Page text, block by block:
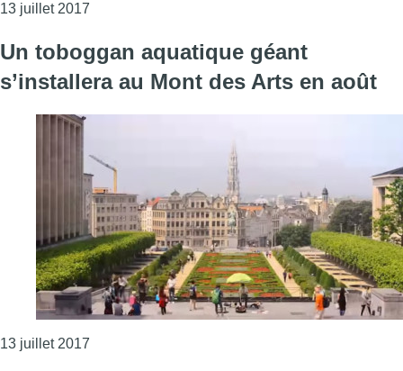
13 juillet 2017
Un toboggan aquatique géant
s’installera au Mont des Arts en août
13 juillet 2017